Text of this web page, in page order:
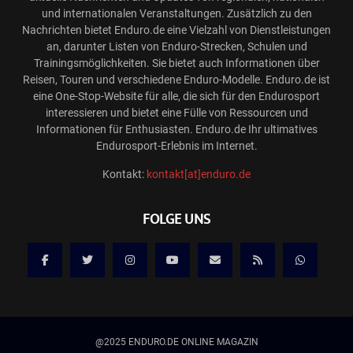
und internationalen Veranstaltungen. Zusätzlich zu den
Nachrichten bietet Enduro.de eine Vielzahl von Dienstleistungen
an, darunter Listen von Enduro-Strecken, Schulen und
Trainingsmöglichkeiten. Sie bietet auch Informationen über
Reisen, Touren und verschiedene Enduro-Modelle. Enduro.de ist
eine One-Stop-Website für alle, die sich für den Endurosport
interessieren und bietet eine Fülle von Ressourcen und
Informationen für Enthusiasten. Enduro.de Ihr ultimatives
Endurosport-Erlebnis im Internet.
Kontakt: kontakt[at]enduro.de
FOLGE UNS
@2025 ENDURO.DE ONLINE MAGAZIN